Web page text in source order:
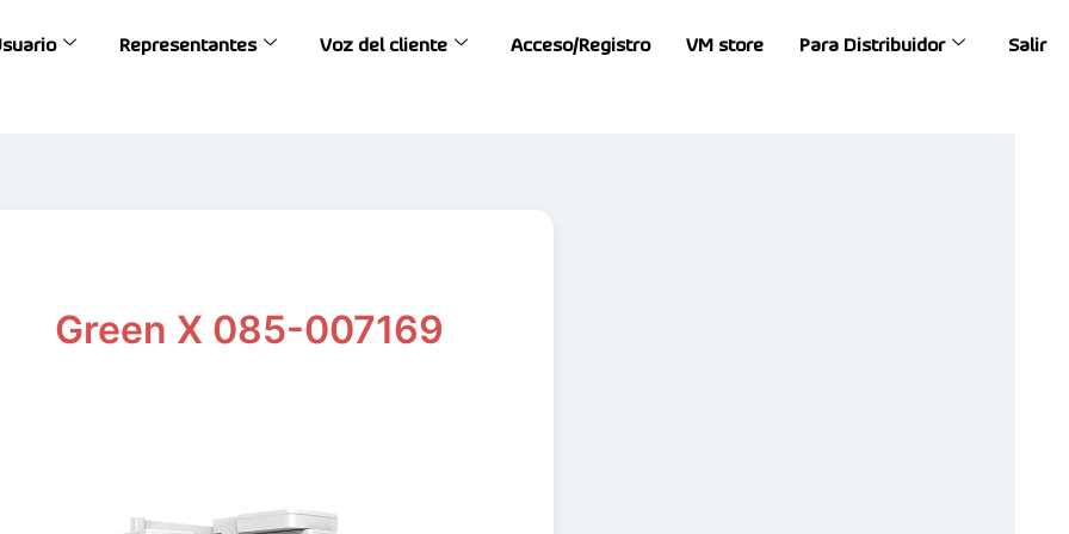
Representantes Voz del cliente Acceso/Registro VM store Para Distribuidor Salir
Green X 085-007169